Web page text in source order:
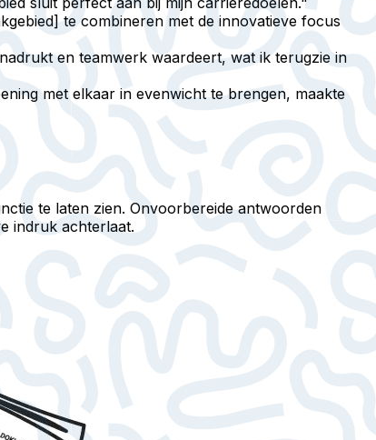
te combineren met de innovatieve focus
en teamwerk waardeert, wat ik terugzie in
met elkaar in evenwicht te brengen, maakte
te laten zien. Onvoorbereide antwoorden
indruk achterlaat.